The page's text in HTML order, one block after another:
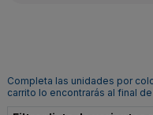
Completa las unidades por
carrito lo encontrarás al final